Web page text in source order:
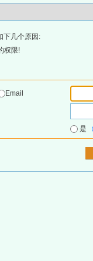
下几个原因:
权限!
Email
是